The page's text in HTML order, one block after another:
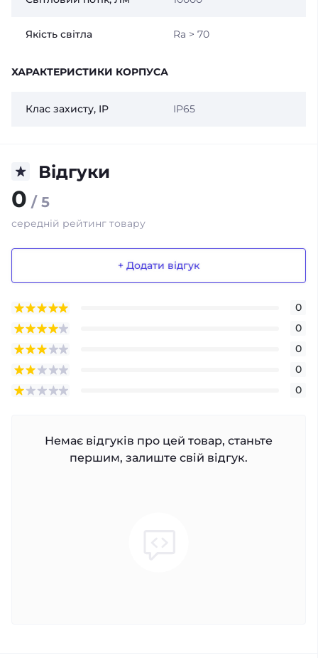
Якість світла Ra > 70
ХАРАКТЕРИСТИКИ КОРПУСА
Клас захисту, IP IP65
Відгуки
0 / 5
середній рейтинг товару
+ Додати відгук
0
0
0
0
0
Немає відгуків про цей товар, станьте
першим, залиште свій відгук.